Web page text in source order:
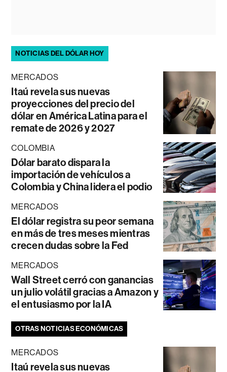
NOTICIAS DEL DÓLAR HOY
MERCADOS
Itaú revela sus nuevas
proyecciones del precio del
dólar en América Latina para el
remate de 2026 y 2027
COLOMBIA
Dólar barato dispara la
importación de vehículos a
Colombia y China lidera el podio
MERCADOS
El dólar registra su peor semana
en más de tres meses mientras
crecen dudas sobre la Fed
MERCADOS
Wall Street cerró con ganancias
un julio volátil gracias a Amazon y
el entusiasmo por la IA
OTRAS NOTICIAS ECONÓMICAS
MERCADOS
Itaú revela sus nuevas